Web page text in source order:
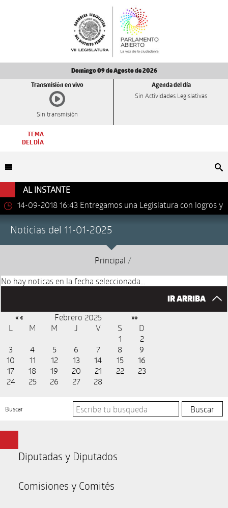
Domingo 09 de Agosto de 2026
Transmisión en vivo
Sin transmisión
Agenda del día
Sin Actividades Legislativas
TEMA
DEL DÍA
AL INSTANTE
14-09-2018 16:43 Entregamos una Legislatura con logros y
Noticias del 11-01-2025
Principal /
No hay noticas en la fecha seleccionada...
IR ARRIBA
« « Febrero 2025 »»
L M M J V S
D
1
2
3
4 5 6 7 8
9
10
11 12 13 14 15
16
17
18 19 20 21 22
23
24
25 26 27 28
Buscar
Diputadas y Diputados
Comisiones y Comités